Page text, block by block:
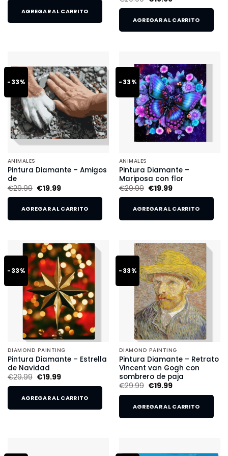
AGREGAR AL CARRITO
AGREGAR AL CARRITO
-33%
ANIMALES
Pintura Diamante – Amigos
de
€29.99 €19.99
AGREGAR AL CARRITO
-33%
ANIMALES
Pintura Diamante –
Mariposa con flor
€29.99 €19.99
AGREGAR AL CARRITO
-33%
DIAMOND PAINTING
Pintura Diamante – Estrella
de Navidad
€29.99 €19.99
AGREGAR AL CARRITO
-33%
DIAMOND PAINTING
Pintura Diamante – Retrato
Vincent van Gogh con
sombrero de paja
€29.99 €19.99
AGREGAR AL CARRITO